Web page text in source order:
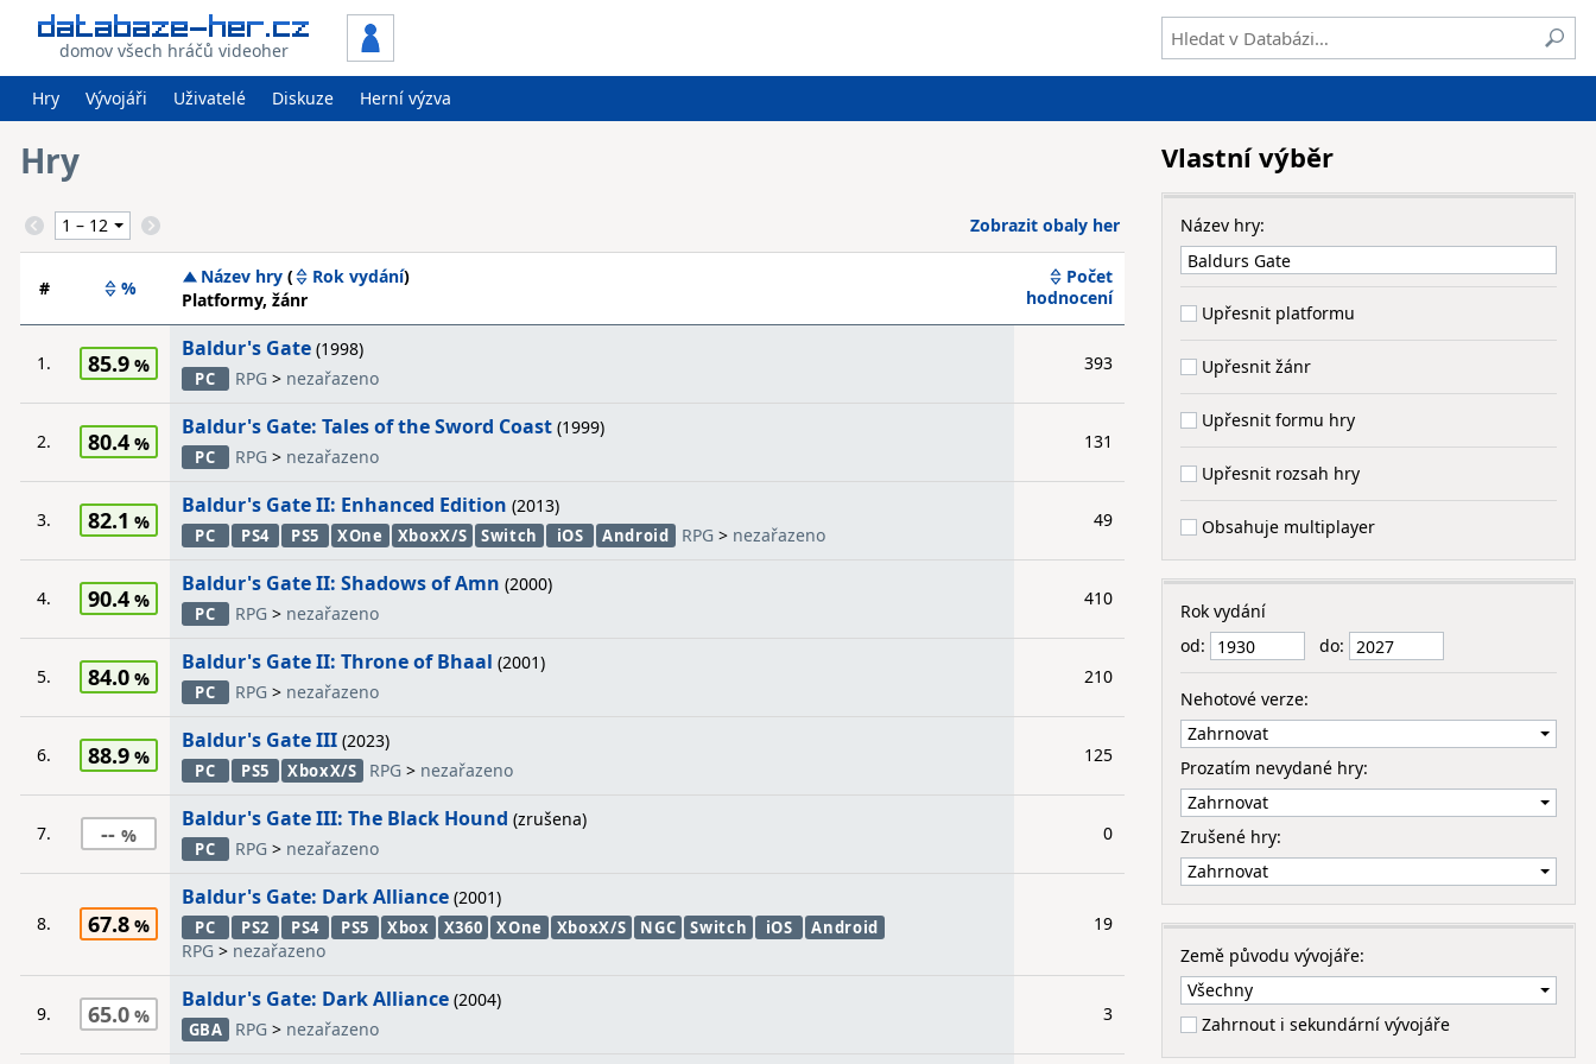
domov všech hráčů videoher
Hry Vývojáři Uživatelé Diskuze Herní výzva
Hry
Zobrazit obaly her
# %
Název hry ( Rok vydání)
Platformy, žánr
Počet
hodnocení
1. 85.9
Baldur's Gate (1998)
PC RPG > nezařazeno
393
2. 80.4
Baldur's Gate: Tales of the Sword Coast (1999)
PC RPG > nezařazeno
131
3. 82.1
Baldur's Gate II: Enhanced Edition (2013)
PC PS4 PS5 XOne XboxX/S Switch iOS Android RPG> nezařazeno
49
4. 90.4
Baldur's Gate II: Shadows of Amn (2000)
PC RPG > nezařazeno
410
5. 84.0
Baldur's Gate II: Throne of Bhaal (2001)
PC RPG > nezařazeno
210
6. 88.9
Baldur's Gate III (2023)
PC PS5 XboxX/S RPG> nezařazeno
125
7. --
Baldur's Gate III: The Black Hound (zrušena)
PC RPG > nezařazeno
0
8. 67.8
Baldur's Gate: Dark Alliance (2001)
PC PS2 PS4 PS5 Xbox X360 XOne XboxX/S NGC Switch iOS Android
RPG > nezařazeno
19
9. 65.0
Baldur's Gate: Dark Alliance (2004)
GBA RPG > nezařazeno
3
Vlastní výběr
Název hry:
Upřesnit platformu
Upřesnit žánr
Upřesnit formu hry
Upřesnit rozsah hry
Obsahuje multiplayer
Rok vydání
od:
do:
Nehotové verze:
Prozatím nevydané hry:
Zrušené hry:
Země původu vývojáře:
Zahrnout i sekundární vývojáře